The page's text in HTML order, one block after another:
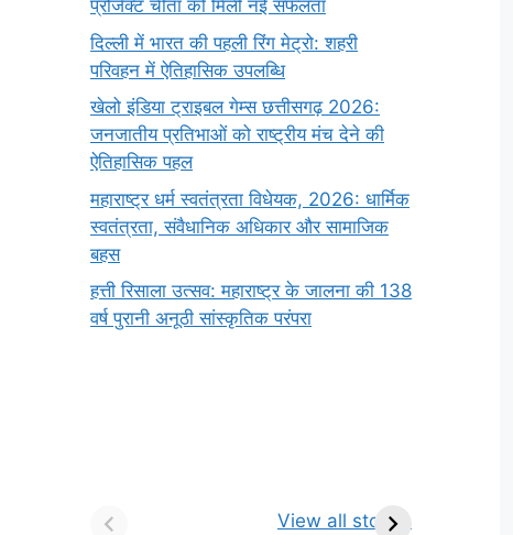
प्रोजेक्ट चीता को मिली नई सफलता
दिल्ली में भारत की पहली रिंग मेट्रो: शहरी
परिवहन में ऐतिहासिक उपलब्धि
खेलो इंडिया ट्राइबल गेम्स छत्तीसगढ़ 2026:
जनजातीय प्रतिभाओं को राष्ट्रीय मंच देने की
ऐतिहासिक पहल
महाराष्ट्र धर्म स्वतंत्रता विधेयक, 2026: धार्मिक
स्वतंत्रता, संवैधानिक अधिकार और सामाजिक
बहस
हत्ती रिसाला उत्सव: महाराष्ट्र के जालना की 138
वर्ष पुरानी अनूठी सांस्कृतिक परंपरा
View all stories
किसे कहते है? परिभाषा,
ज्योतिर्लिंग | नाम, स्थान एवं